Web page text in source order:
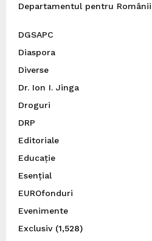
Departamentul pentru
DGSAPC
Diaspora
Diverse
Dr. Ion I. Jinga
Droguri
DRP
Editoriale
Educație
Esențial
EUROfonduri
Evenimente
Exclusiv(1,528)